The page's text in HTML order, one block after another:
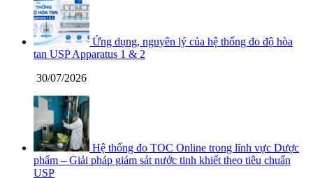
Ứng dụng, nguyên lý của hệ thống đo độ hòa
tan USP Apparatus 1 & 2
30/07/2026
Hệ thống đo TOC Online trong lĩnh vực Dược
phẩm – Giải pháp giám sát nước tinh khiết theo tiêu chuẩn
USP